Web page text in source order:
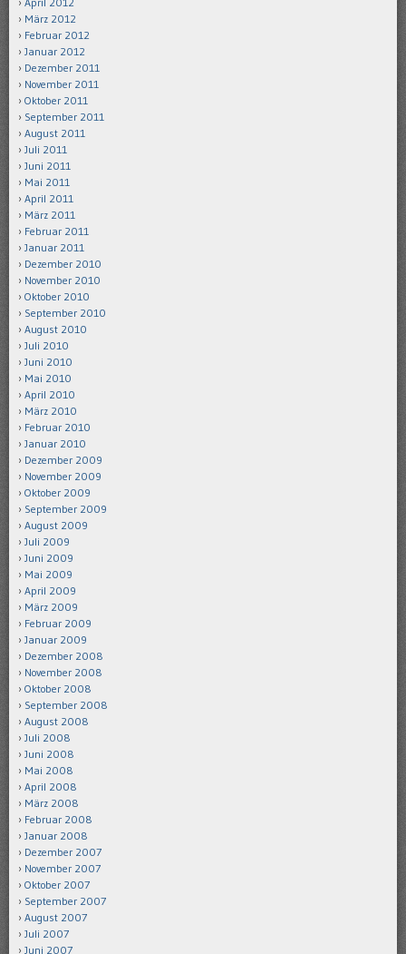
März 2012
Februar 2012
Januar 2012
Dezember 2011
November 2011
Oktober 2011
September 2011
August 2011
Juli 2011
Juni 2011
Mai 2011
April 2011
März 2011
Februar 2011
Januar 2011
Dezember 2010
November 2010
Oktober 2010
September 2010
August 2010
Juli 2010
Juni 2010
Mai 2010
April 2010
März 2010
Februar 2010
Januar 2010
Dezember 2009
November 2009
Oktober 2009
September 2009
August 2009
Juli 2009
Juni 2009
Mai 2009
April 2009
März 2009
Februar 2009
Januar 2009
Dezember 2008
November 2008
Oktober 2008
September 2008
August 2008
Juli 2008
Juni 2008
Mai 2008
April 2008
März 2008
Februar 2008
Januar 2008
Dezember 2007
November 2007
Oktober 2007
September 2007
August 2007
Juli 2007
Juni 2007